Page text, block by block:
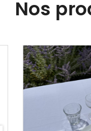
Nos